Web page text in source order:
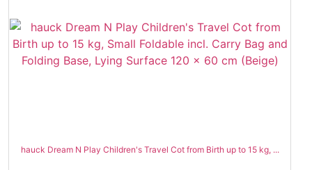
hauck Dream N Play Children's Travel Cot from Birth up to 15 kg, ...